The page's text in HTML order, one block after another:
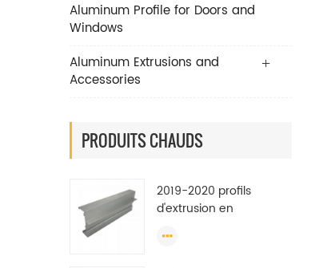
Aluminum Profile for Doors and
Windows
Aluminum Extrusions and
Accessories
PRODUITS CHAUDS
2019-2020 profils
d'extrusion en
finition de broyeur